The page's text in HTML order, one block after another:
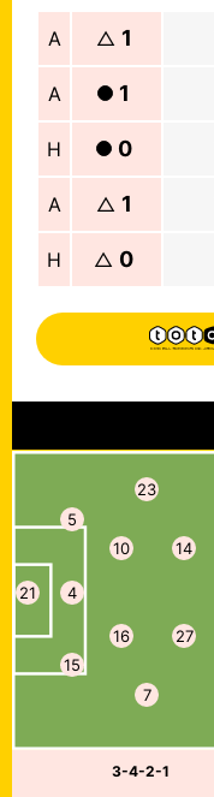
A △ 1
A 1
H 0
A △ 1
H △ 0
23
5
10
14
21 4
16
27
15
7
3-4-2-1